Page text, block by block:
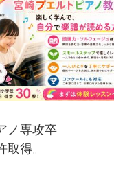
ノ専攻卒
取得。